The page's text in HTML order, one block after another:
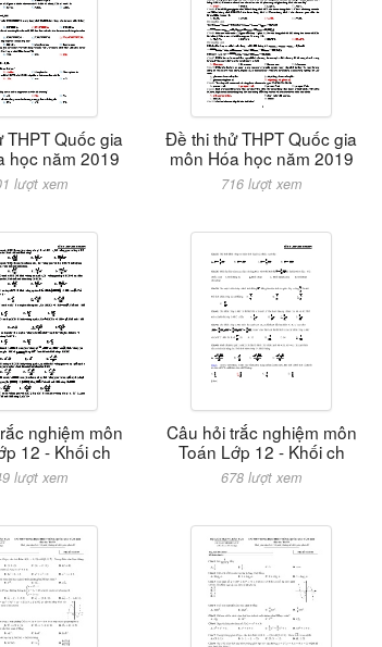
THPT Quốc gia
học năm 2019
lượt xem
Đề thi thử THPT Quốc gia
môn Hóa học năm 2019
716 lượt xem
nghiệm môn
12 - Khối ch
lượt xem
Câu hỏi trắc nghiệm môn
Toán Lớp 12 - Khối ch
678 lượt xem